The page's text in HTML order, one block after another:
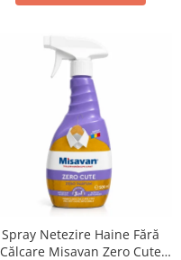
Spray Netezire Haine Fără
Călcare Misavan Zero Cute